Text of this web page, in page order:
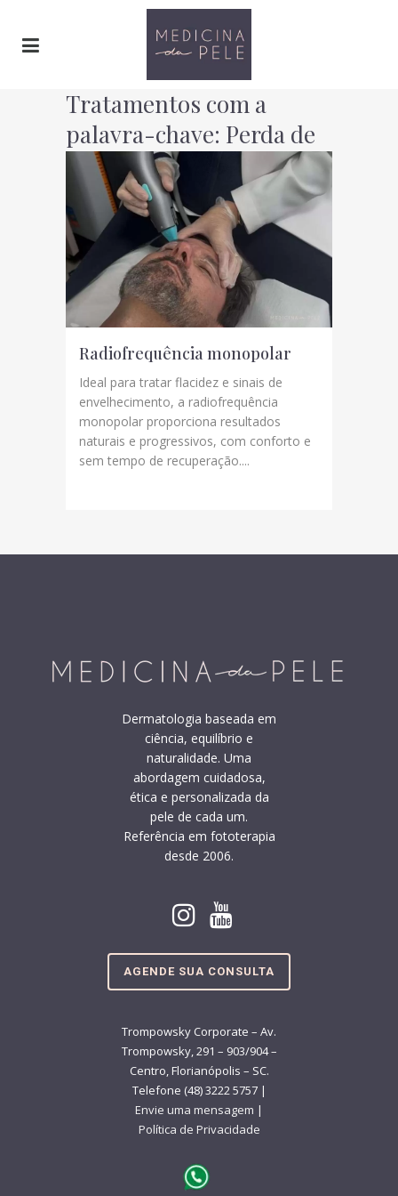
Tratamentos com a
palavra-chave: Perda de
elasticidade
Radiofrequência monopolar
Ideal para tratar flacidez e sinais de
envelhecimento, a radiofrequência
monopolar proporciona resultados
naturais e progressivos, com conforto e
sem tempo de recuperação....
Dermatologia baseada em
ciência, equilíbrio e
naturalidade. Uma
abordagem cuidadosa,
ética e personalizada da
pele de cada um.
Referência em fototerapia
desde 2006.
AGENDE SUA CONSULTA
Trompowsky Corporate – Av.
Trompowsky, 291 – 903/904 –
Centro, Florianópolis – SC.
Telefone (48) 3222 5757 |
Envie uma mensagem |
Política de Privacidade